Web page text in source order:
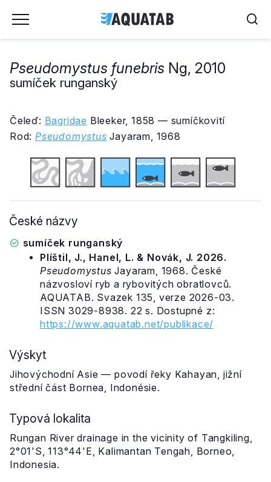
Pseudomystus funebris Ng, 2010
sumíček runganský
Čeleď: Bagridae Bleeker, 1858 — sumíčkovití
Rod: Pseudomystus Jayaram, 1968
České názvy
sumíček runganský
Plíštil, J., Hanel, L. & Novák, J. 2026.
Pseudomystus Jayaram, 1968. České
názvosloví ryb a rybovitých obratlovců.
AQUATAB. Svazek 135, verze 2026-03.
ISSN 3029-8938. 22 s. Dostupné z:
https://www.aquatab.net/publikace/
Výskyt
Jihovýchodní Asie — povodí řeky Kahayan, jižní
střední část Bornea, Indonésie.
Typová lokalita
Rungan River drainage in the vicinity of Tangkiling,
2°01'S, 113°44'E, Kalimantan Tengah, Borneo,
Indonesia.